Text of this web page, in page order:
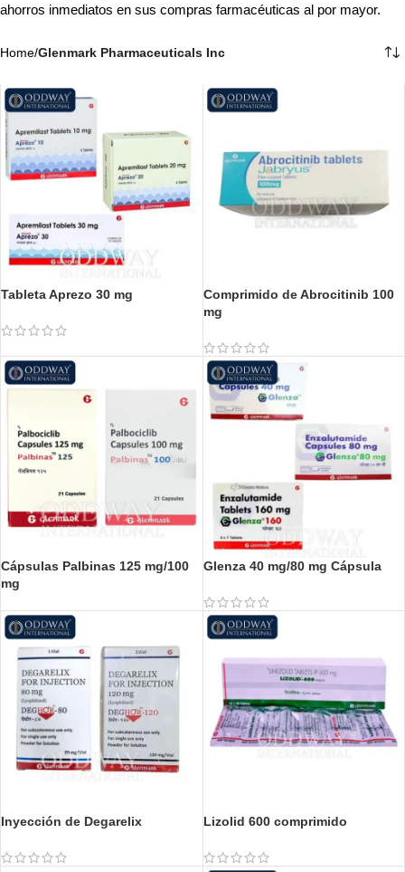
ahorros inmediatos en sus compras farmacéuticas al por mayor.
Home/Glenmark Pharmaceuticals Inc
Tableta Aprezo 30 mg
Comprimido de Abrocitinib 100
mg
Cápsulas Palbinas 125 mg/100
mg
Glenza 40 mg/80 mg Cápsula
Inyección de Degarelix Lizolid 600 comprimido